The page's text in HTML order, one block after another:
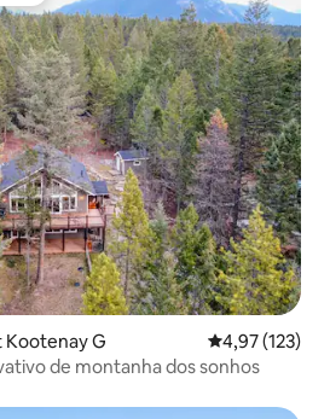
Kootenay G 4,97 de uma
4,97 (123)
de montanha dos sonhos